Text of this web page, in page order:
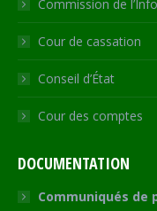
Commission de
Cour de cassation
Conseil d’État
Cour des comptes
DOCUMENTATION
Communiqués de